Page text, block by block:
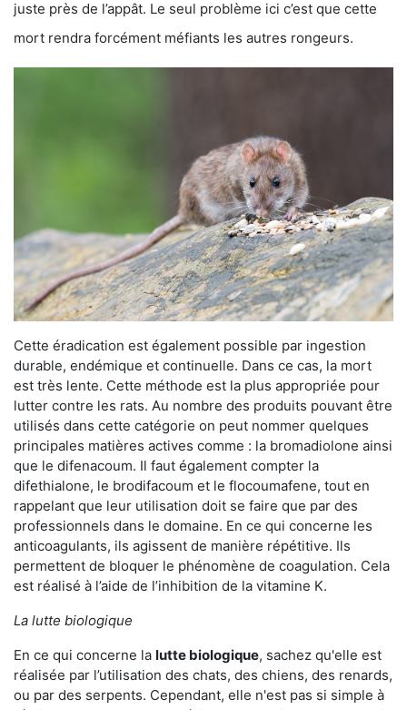
juste près de l’appât. Le seul problème ici c’est que cette
mort rendra forcément méfiants les autres rongeurs.
Cette éradication est également possible par ingestion
durable, endémique et continuelle. Dans ce cas, la mort
est très lente. Cette méthode est la plus appropriée pour
lutter contre les rats. Au nombre des produits pouvant être
utilisés dans cette catégorie on peut nommer quelques
principales matières actives comme : la bromadiolone ainsi
que le difenacoum. Il faut également compter la
difethialone, le brodifacoum et le flocoumafene, tout en
rappelant que leur utilisation doit se faire que par des
professionnels dans le domaine. En ce qui concerne les
anticoagulants, ils agissent de manière répétitive. Ils
permettent de bloquer le phénomène de coagulation. Cela
est réalisé à l’aide de l’inhibition de la vitamine K.
La lutte biologique
En ce qui concerne la lutte biologique, sachez qu'elle est
réalisée par l’utilisation des chats, des chiens, des renards,
ou par des serpents. Cependant, elle n'est pas si simple à